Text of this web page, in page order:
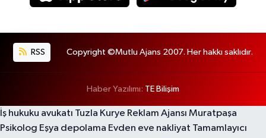
RSS Copyright ©Mutlu Ajans 2007. Her hakkı saklıdır.
Haber Yazılımı: TE Bilişim
İş hukuku avukatı Tuzla Kurye Reklam Ajansı Muratpaşa
Psikolog Eşya depolama Evden eve nakliyat Tamamlayıcı